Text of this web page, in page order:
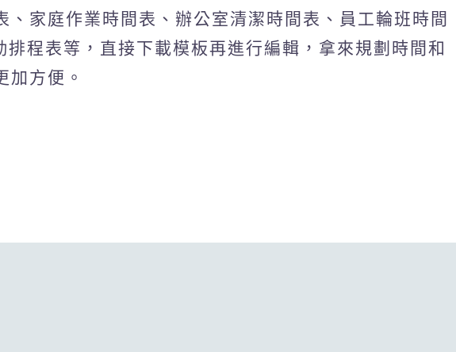
、家庭作業時間表、辦公室清潔時間表、員工輪班時間
程表等，直接下載模板再進行編輯，拿來規劃時間和
加方便。